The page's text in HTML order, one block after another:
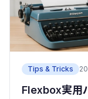
Tips & Tricks
Flexbox実用